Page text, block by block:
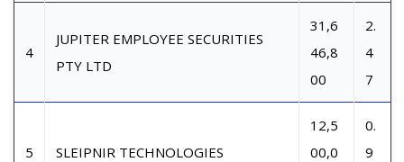
4
JUPITER EMPLOYEE SECURITIES
PTY LTD
31,6
46,8
00
2.
4
7
5 SLEIPNIR TECHNOLOGIES
12,5
00,0
0.
9